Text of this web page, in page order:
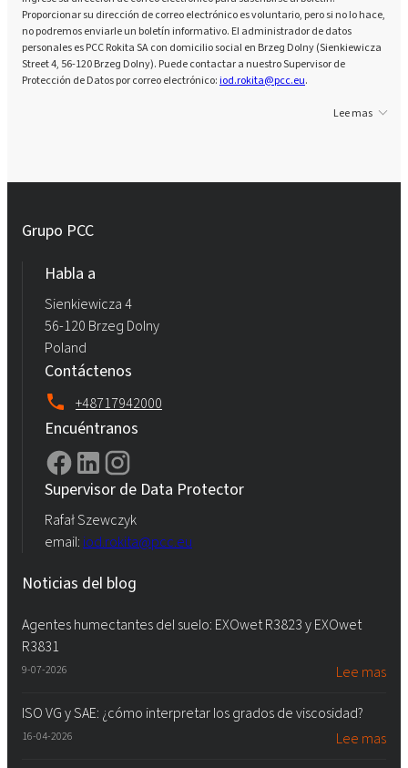
Proporcionar su dirección de correo electrónico es voluntario, pero si no lo hace,
no podremos enviarle un boletín informativo. El administrador de datos
personales es PCC Rokita SA con domicilio social en Brzeg Dolny (Sienkiewicza
Street 4, 56-120 Brzeg Dolny). Puede contactar a nuestro Supervisor de
Protección de Datos por correo electrónico:iod.rokita@pcc.eu.
Lee mas
Grupo PCC
Habla a
Sienkiewicza 4
56-120 Brzeg Dolny
Poland
Contáctenos
+48717942000
Encuéntranos
Supervisor de Data Protector
Rafał Szewczyk
email: iod.rokita@pcc.eu
Noticias del blog
Agentes humectantes del suelo: EXOwet R3823 y EXOwet
R3831
9-07-2026 Lee mas
ISO VG y SAE: ¿cómo interpretar los grados de viscosidad?
16-04-2026 Lee mas